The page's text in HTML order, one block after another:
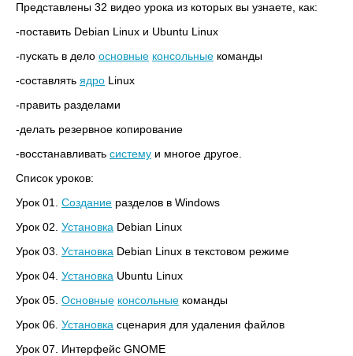
Представлены 32 видео урока из которых вы узнаете, как:
-поставить Debian Linux и Ubuntu Linux
-пускать в дело основные консольные команды
-составлять ядро Linux
-править разделами
-делать резервное копирование
-восстанавливать систему и многое другое.
Список уроков:
Урок 01. Создание разделов в Windows
Урок 02. Установка Debian Linux
Урок 03. Установка Debian Linux в текстовом режиме
Урок 04. Установка Ubuntu Linux
Урок 05. Основные консольные команды
Урок 06. Установка сценария для удаления файлов
Урок 07. Интерфейс GNOME